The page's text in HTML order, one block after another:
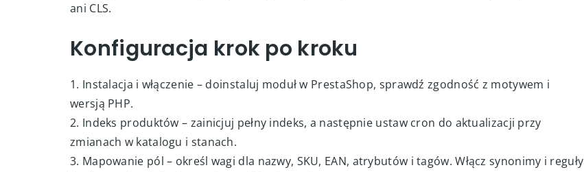
ani CLS.
Konfiguracja krok po kroku
1. Instalacja i włączenie – doinstaluj moduł w PrestaShop, sprawdź zgodność z motywem i
wersją PHP.
2. Indeks produktów – zainicjuj pełny indeks, a następnie ustaw cron do aktualizacji przy
zmianach w katalogu i stanach.
3. Mapowanie pól – określ wagi dla nazwy, SKU, EAN, atrybutów i tagów. Włącz synonimy i reguły